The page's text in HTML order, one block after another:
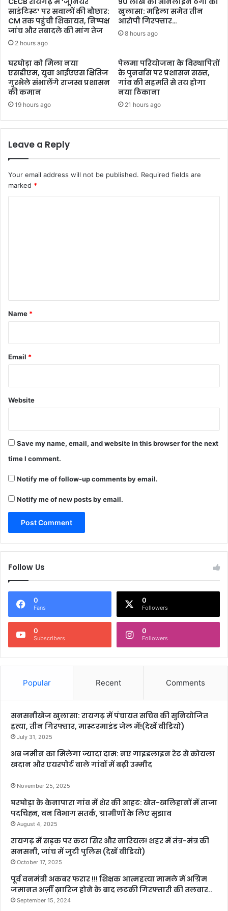
साइंटिस्ट’ पर सवालों की बौछार:
CM तक पहुंची शिकायत, निष्पक्ष
जांच और तबादले की मांग तेज
2 hours ago
खुलासा: महिला समेत तीन
आरोपी गिरफ्तार…
8 hours ago
घरघोड़ा को मिला नया
एसडीएम, युवा आईएएस क्षितिज
गुरभेले संभालेंगे राजस्व प्रशासन
की कमान
19 hours ago
पेलमा परियोजना के विस्थापितों
के पुनर्वास पर प्रशासन सख्त,
गांव की सहमति से तय होगा
नया ठिकाना
21 hours ago
Leave a Reply
Your email address will not be published. Required fields are
marked *
*
Name *
Email *
Website
Save my name, email, and website in this browser for the next
time I comment.
Notify me of follow-up comments by email.
Notify me of new posts by email.
Follow Us
0
Fans
0
Followers
0
Subscribers
0
Followers
Popular Recent Comments
सनसनीखेज खुलासा: रायगढ़ में पंचायत सचिव की सुनियोजित
हत्या, तीन गिरफ्तार, मास्टरमाइंड जेल में!(देखें वीडियो)
July 31, 2025
अब जमीन का मिलेगा ज्यादा दाम: नए गाइडलाइन रेट से कोयला
खदान और एयरपोर्ट वाले गांवों में बढ़ी उम्मीद
November 25, 2025
घरघोड़ा के केनापारा गांव में शेर की आहट: खेत-खलिहानों में ताजा
पदचिह्न, वन विभाग सतर्क, ग्रामीणों के लिए सुझाव
August 4, 2025
रायगढ़ में सड़क पर कटा सिर और नारियल! शहर में तंत्र-मंत्र की
सनसनी, जांच में जुटी पुलिस (देखें वीडियो)
October 17, 2025
पूर्व वनमंत्री अकबर फरार !!! शिक्षक आत्महत्या मामले में अग्रिम
जमानत अर्ज़ी ख़ारिज होने के बाद लटकी गिरफ़्तारी की तलवार..
September 15, 2024